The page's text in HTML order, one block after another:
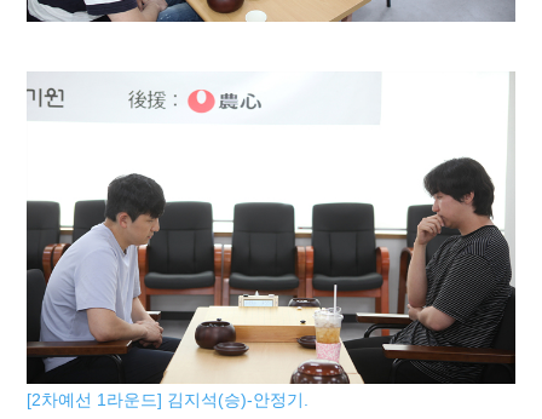
[2차예선 1라운드] 김지석(승)-안정기.